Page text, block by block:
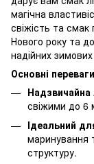
магічна
свіжість та смак
Нового року та
надійних зимових
Основні
Надзвичайна
свіжими до 6
Ідеальний
маринування
структуру.